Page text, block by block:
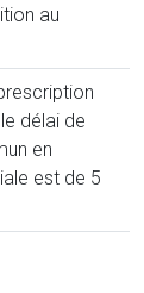
au
délai de
en
est de 5